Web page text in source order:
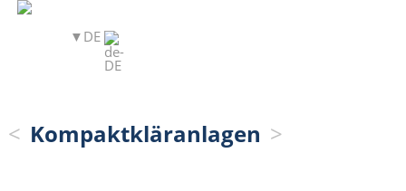
DE
Kompaktkläranlagen